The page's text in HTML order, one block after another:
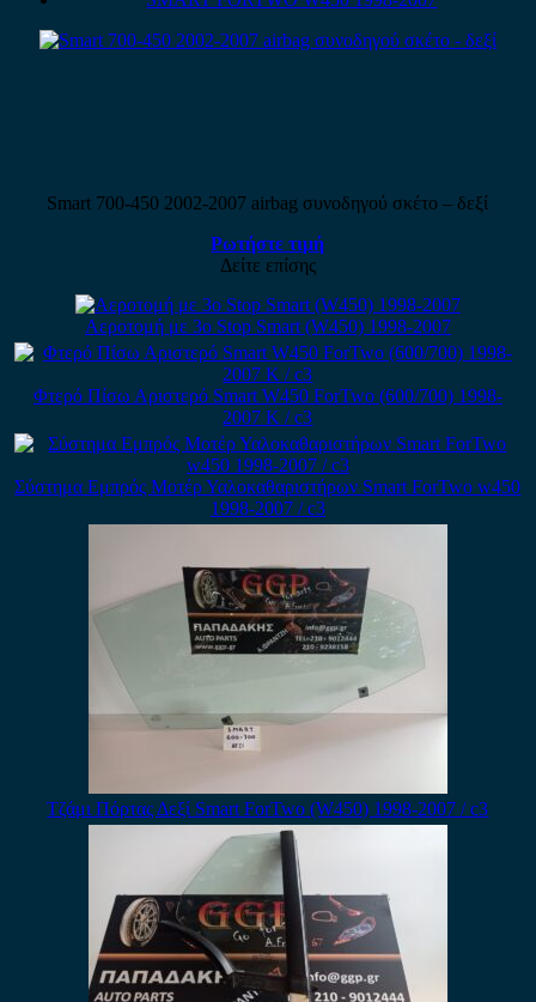
Smart 700-450 2002-2007 airbag συνοδηγού σκέτο – δεξί
Ρωτήστε τιμή
Δείτε επίσης
Αεροτομή με 3ο Stop Smart (W450) 1998-2007
Φτερό Πίσω Αριστερό Smart W450 ForTwo (600/700) 1998-
2007 Κ / c3
Σύστημα Εμπρός Μοτέρ Υαλοκαθαριστήρων Smart ForTwo w450
1998-2007 / c3
Τζάμι Πόρτας Δεξί Smart ForTwo (W450) 1998-2007 / c3